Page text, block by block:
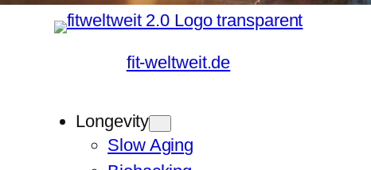
fit-weltweit.de
Longevity
Slow Aging